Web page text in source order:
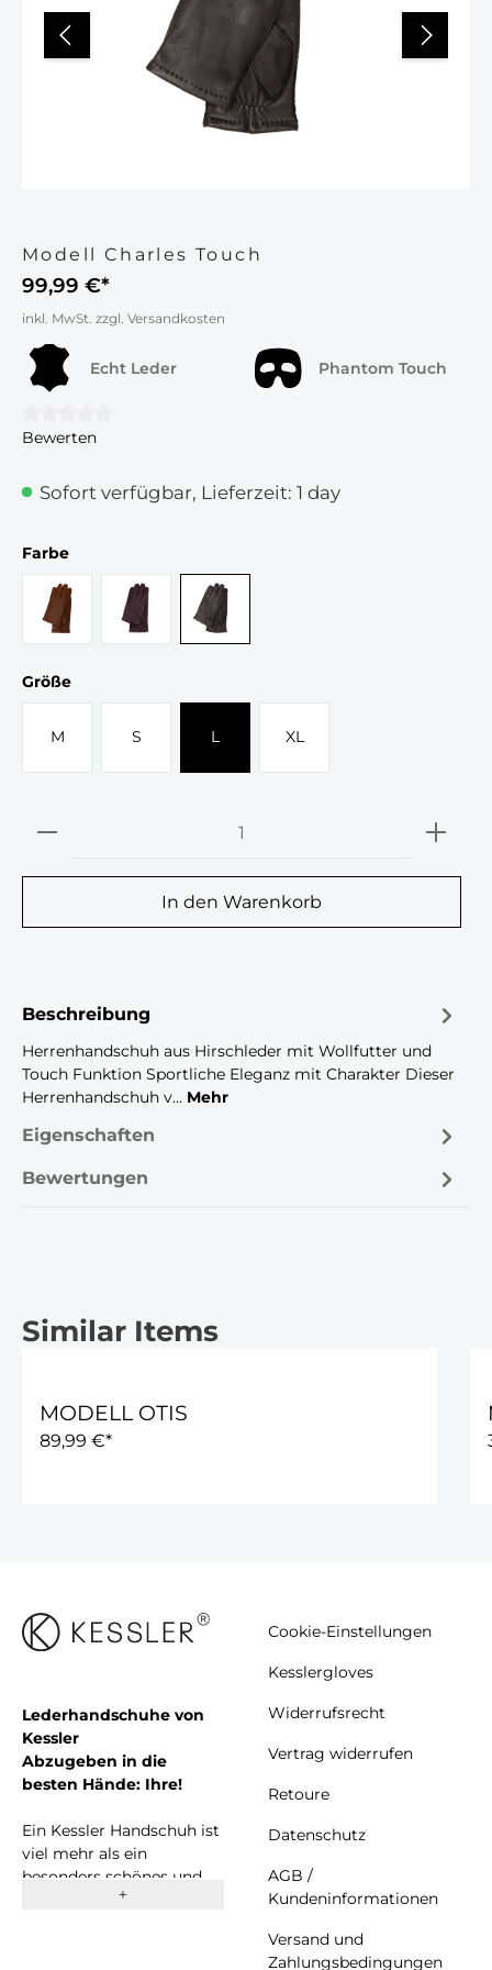
Modell Charles Touch
99,99 €*
inkl. MwSt. zzgl. Versandkosten
Echt Leder Phantom Touch
Durchschnittliche Bewertung von 0 von 5 Sternen
Bewerten
Sofort verfügbar, Lieferzeit: 1 day
Farbeauswählen
tobacco dark brownblack
Größeauswählen
M S L XL
Produkt Anzahl: Gib den
In den Warenkorb
Beschreibung
Herrenhandschuh aus Hirschleder mit Wollfutter und
Touch Funktion Sportliche Eleganz mit Charakter Dieser
Herrenhandschuh v… Mehr
Eigenschaften
Bewertungen
Produktgalerie überspringen
Similar Items
MODELL OTIS
89,99 €*
Lederhandschuhe von
Kessler
Abzugeben in die
besten Hände: Ihre!
Ein Kessler Handschuh ist
viel mehr als ein
besonders schönes und
komfortables Accessoire.
Cookie-Einstellungen
Kesslergloves
Widerrufsrecht
Vertrag widerrufen
Retoure
Datenschutz
AGB /
Kundeninformationen
Versand und
Zahlungsbedingungen